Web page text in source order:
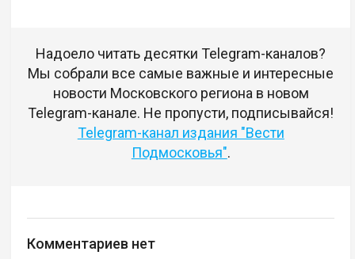
Надоело читать десятки Telegram-каналов?
Мы собрали все самые важные и интересные
новости Московского региона в новом
Telegram-канале. Не пропусти, подписывайся!
Telegram-канал издания "Вести
Подмосковья".
Комментариев нет